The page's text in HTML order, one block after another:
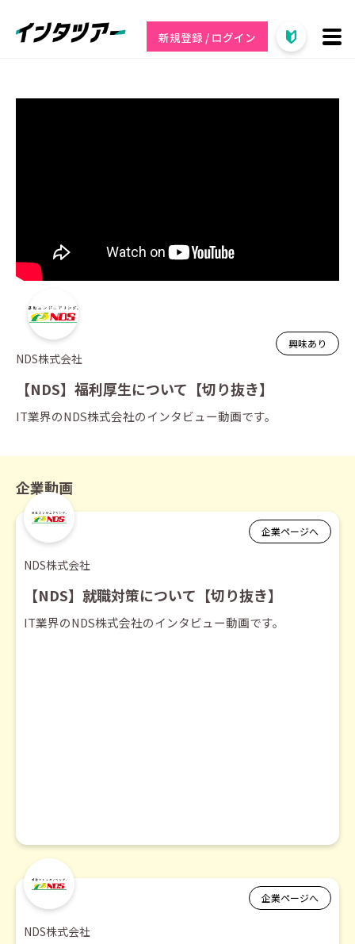
新規登録 / ログイン
興味あり
NDS株式会社
【NDS】福利厚生について【切り抜き】
IT業界のNDS株式会社のインタビュー動画です。
企業動画
企業ページへ
NDS株式会社
【NDS】就職対策について【切り抜き】
IT業界のNDS株式会社のインタビュー動画です。
企業ページへ
NDS株式会社